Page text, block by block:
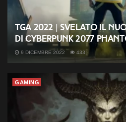
TGA 2022 | Svelato il
di Cyberpunk 2077
9 DICEMBRE 2022 433
GAMING